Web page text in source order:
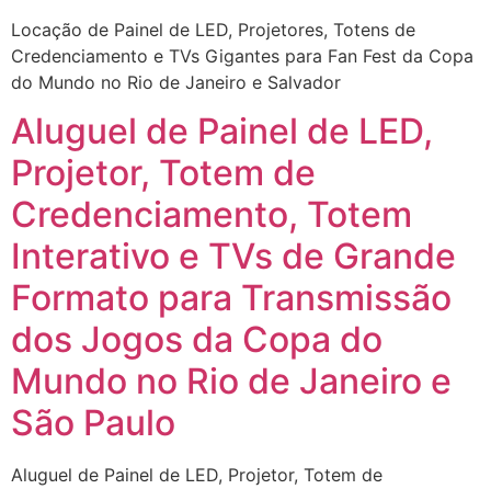
Locação de Painel de LED, Projetores, Totens de
Credenciamento e TVs Gigantes para Fan Fest da Copa
do Mundo no Rio de Janeiro e Salvador
Aluguel de Painel de LED,
Projetor, Totem de
Credenciamento, Totem
Interativo e TVs de Grande
Formato para Transmissão
dos Jogos da Copa do
Mundo no Rio de Janeiro e
São Paulo
Aluguel de Painel de LED, Projetor, Totem de